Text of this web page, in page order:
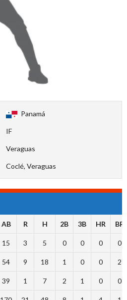
Panamá
IF
Veraguas
Coclé, Veraguas
AB R H 2B 3B HR BR
15 3 5 0 0 0 0
54 9 18 1 0 0 2
39 1 7 2 1 0 0